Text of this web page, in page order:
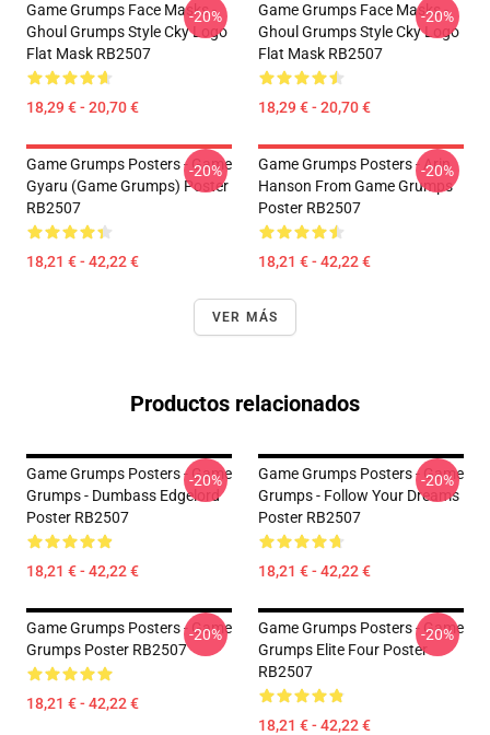
Game Grumps Face Masks -
Ghoul Grumps Style Cky Logo
Flat Mask RB2507
18,29 € - 20,70 €
-20%
Game Grumps Face Masks -
Ghoul Grumps Style Cky Logo
Flat Mask RB2507
18,29 € - 20,70 €
-20%
Game Grumps Posters - Game
Gyaru (Game Grumps) Poster
RB2507
18,21 € - 42,22 €
-20%
Game Grumps Posters - Arin
Hanson From Game Grumps
Poster RB2507
18,21 € - 42,22 €
-20%
VER MÁS
Productos relacionados
Game Grumps Posters - Game
Grumps - Dumbass Edgelord
Poster RB2507
18,21 € - 42,22 €
-20%
Game Grumps Posters - Game
Grumps - Follow Your Dreams
Poster RB2507
18,21 € - 42,22 €
-20%
Game Grumps Posters - Game
Grumps Poster RB2507
18,21 € - 42,22 €
-20%
Game Grumps Posters - Game
Grumps Elite Four Poster
RB2507
18,21 € - 42,22 €
-20%